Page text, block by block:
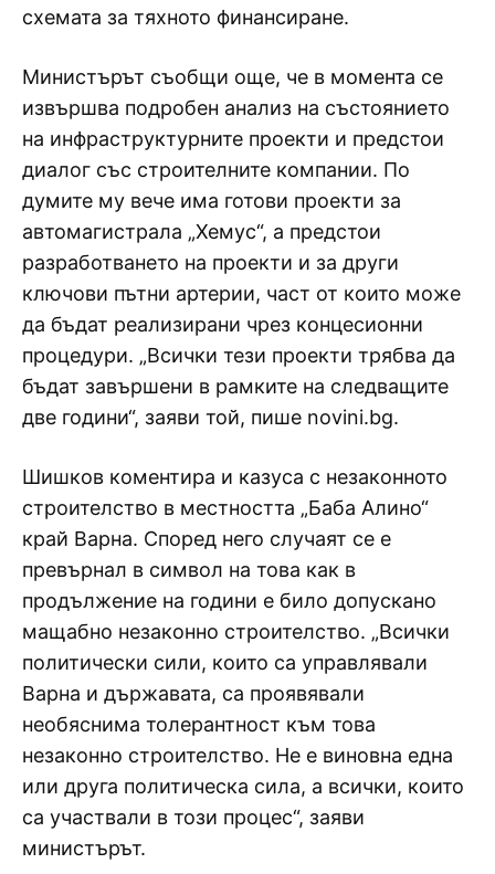
схемата за тяхното финансиране.
Министърът съобщи още, че в момента се
извършва подробен анализ на състоянието
на инфраструктурните проекти и предстои
диалог със строителните компании. По
думите му вече има готови проекти за
автомагистрала „Хемус“, а предстои
разработването на проекти и за други
ключови пътни артерии, част от които може
да бъдат реализирани чрез концесионни
процедури. „Всички тези проекти трябва да
бъдат завършени в рамките на следващите
две години“, заяви той, пише novini.bg.
Шишков коментира и казуса с незаконното
строителство в местността „Баба Алино“
край Варна. Според него случаят се е
превърнал в символ на това как в
продължение на години е било допускано
мащабно незаконно строителство. „Всички
политически сили, които са управлявали
Варна и държавата, са проявявали
необяснима толерантност към това
незаконно строителство. Не е виновна една
или друга политическа сила, а всички, които
са участвали в този процес“, заяви
министърът.